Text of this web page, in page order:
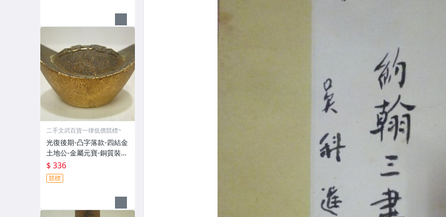
二手文武百貨一律低價競標~
光復後期-凸字落款-四結金
土地公-金屬元寶-銅質裝飾
品-宗教發財金??(郵寄免運
費)罕見收藏品
$ 336
競標